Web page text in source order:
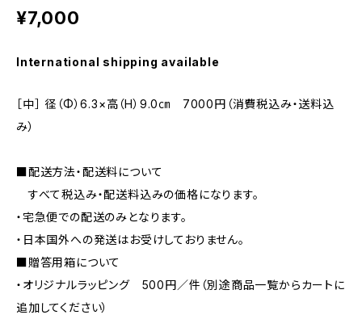
¥7,000
International shipping available
［中］ 径（Φ）6.3×高（H）9.0㎝ 7000円（消費税込み・送料込
み）
■配送方法・配送料について
すべて税込み・配送料込みの価格になります。
・宅急便での配送のみとなります。
・日本国外への発送はお受けしておりません。
■贈答用箱について
・オリジナルラッピング 500円／件（別途商品一覧からカートに
追加してください）